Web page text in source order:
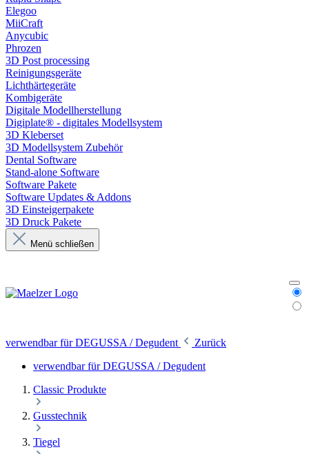
Elegoo
MiiCraft
Anycubic
Phrozen
3D Post processing
Reinigungsgeräte
Lichthärtegeräte
Kombigeräte
Digitale Modellherstellung
Digiplate® - digitales Modellsystem
3D Kleberset
3D Modellsystem Zubehör
Dental Software
Stand-alone Software
Software Pakete
Software Updates & Addons
3D Einsteigerpakete
3D Druck Pakete
Menü schließen
verwendbar für DEGUSSA / Degudent
Zurück
verwendbar für DEGUSSA / Degudent
Classic Produkte
Gusstechnik
Tiegel